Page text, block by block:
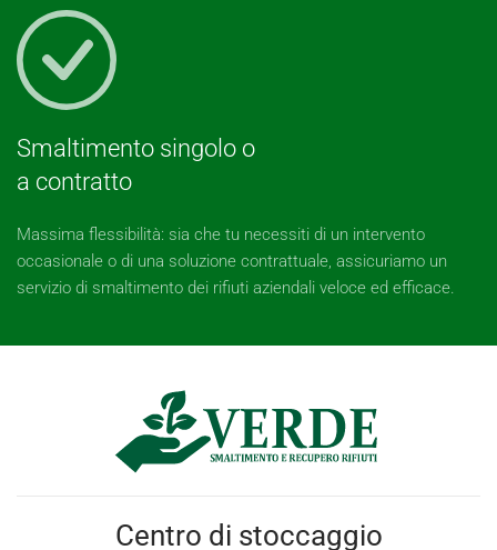
Smaltimento singolo o
a contratto
Massima flessibilità: sia che tu necessiti di un intervento
occasionale o di una soluzione contrattuale, assicuriamo un
servizio di smaltimento dei rifiuti aziendali veloce ed efficace.
Centro di stoccaggio